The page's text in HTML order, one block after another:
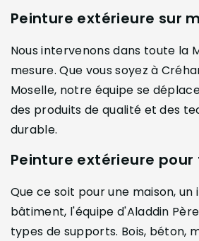
Peinture extérieure sur
Nous intervenons dans toute la
mesure. Que vous soyez à
Moselle, notre équipe se
des produits de qualité et des
durable.
Peinture extérieure
Que ce soit pour une maison,
bâtiment, l'équipe d'Aladdin
types de supports. Bois, béton,